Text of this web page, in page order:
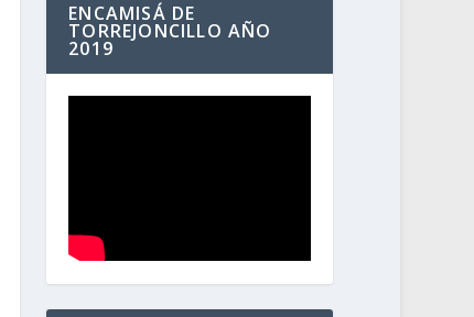
ENCAMISÁ DE
TORREJONCILLO AÑO
2019